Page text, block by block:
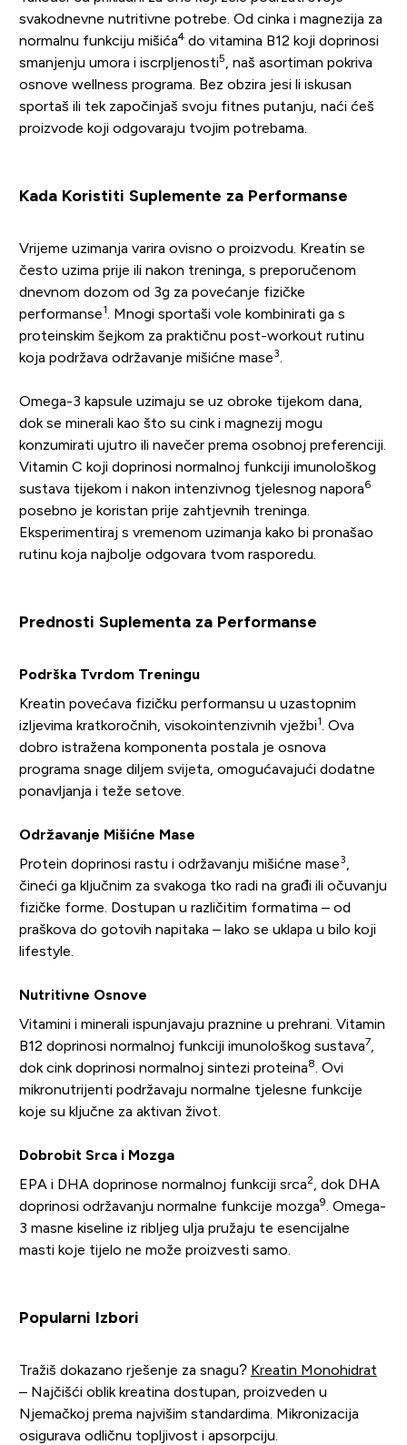
svakodnevne nutritivne potrebe. Od cinka i magnezija za
normalnu funkciju mišića4do vitamina B12 koji doprinosi
smanjenju umora i iscrpljenosti5, naš asortiman pokriva
osnove wellness programa. Bez obzira jesi li iskusan
sportaš ili tek započinjaš svoju fitnes putanju, naći ćeš
proizvode koji odgovaraju tvojim potrebama.
Kada Koristiti Suplemente za Performanse
Vrijeme uzimanja varira ovisno o proizvodu. Kreatin se
često uzima prije ili nakon treninga, s preporučenom
dnevnom dozom od 3g za povećanje fizičke
performanse1. Mnogi sportaši vole kombinirati ga s
proteinskim šejkom za praktičnu post-workout rutinu
koja podržava održavanje mišićne mase3.
Omega-3 kapsule uzimaju se uz obroke tijekom dana,
dok se minerali kao što su cink i magnezij mogu
konzumirati ujutro ili navečer prema osobnoj preferenciji.
Vitamin C koji doprinosi normalnoj funkciji imunološkog
sustava tijekom i nakon intenzivnog tjelesnog napora6
posebno je koristan prije zahtjevnih treninga.
Eksperimentiraj s vremenom uzimanja kako bi pronašao
rutinu koja najbolje odgovara tvom rasporedu.
Prednosti Suplementa za Performanse
Podrška Tvrdom Treningu
Kreatin povećava fizičku performansu u uzastopnim
izljevima kratkoročnih, visokointenzivnih vježbi1. Ova
dobro istražena komponenta postala je osnova
programa snage diljem svijeta, omogućavajući dodatne
ponavljanja i teže setove.
Održavanje Mišićne Mase
Protein doprinosi rastu i održavanju mišićne mase3,
čineći ga ključnim za svakoga tko radi na građi ili očuvanju
fizičke forme. Dostupan u različitim formatima – od
praškova do gotovih napitaka – lako se uklapa u bilo koji
lifestyle.
Nutritivne Osnove
Vitamini i minerali ispunjavaju praznine u prehrani. Vitamin
B12 doprinosi normalnoj funkciji imunološkog sustava7,
dok cink doprinosi normalnoj sintezi proteina8. Ovi
mikronutrijenti podržavaju normalne tjelesne funkcije
koje su ključne za aktivan život.
Dobrobit Srca i Mozga
EPA i DHA doprinose normalnoj funkciji srca2, dok DHA
doprinosi održavanju normalne funkcije mozga9. Omega-
3 masne kiseline iz ribljeg ulja pružaju te esencijalne
masti koje tijelo ne može proizvesti samo.
Popularni Izbori
Tražiš dokazano rješenje za snagu? Kreatin Monohidrat
– Najčišći oblik kreatina dostupan, proizveden u
Njemačkoj prema najvišim standardima. Mikronizacija
osigurava odličnu topljivost i apsorpciju.